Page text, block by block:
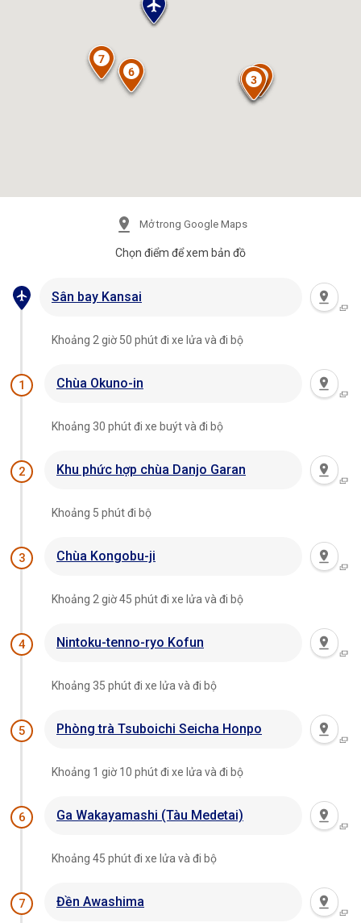
Mở trong Google Maps
Chọn điểm để xem bản đồ
Sân bay Kansai
Khoảng 2 giờ 50 phút đi xe lửa và đi bộ
1 Chùa Okuno-in
Khoảng 30 phút đi xe buýt và đi bộ
2 Khu phức hợp chùa Danjo Garan
Khoảng 5 phút đi bộ
3 Chùa Kongobu-ji
Khoảng 2 giờ 45 phút đi xe lửa và đi bộ
4 Nintoku-tenno-ryo Kofun
Khoảng 35 phút đi xe lửa và đi bộ
5 Phòng trà Tsuboichi Seicha Honpo
Khoảng 1 giờ 10 phút đi xe lửa và đi bộ
6 Ga Wakayamashi (Tàu Medetai)
Khoảng 45 phút đi xe lửa và đi bộ
7 Đền Awashima